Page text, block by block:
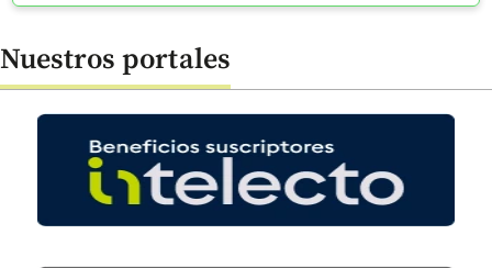
Nuestros portales